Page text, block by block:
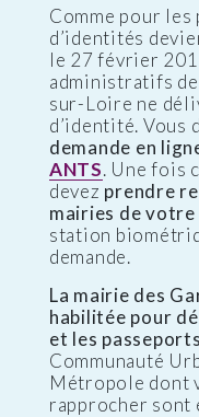
Comme pour
d’identités
le 27 février
administratifs de
sur-Loire ne
d’identité. Vous
demande en
ANTS. Une fois
devez prendre
mairies de votre
station
demande.
La mairie des
habilitée pour
et les passeports
Communauté
Métropole dont
rapprocher sont